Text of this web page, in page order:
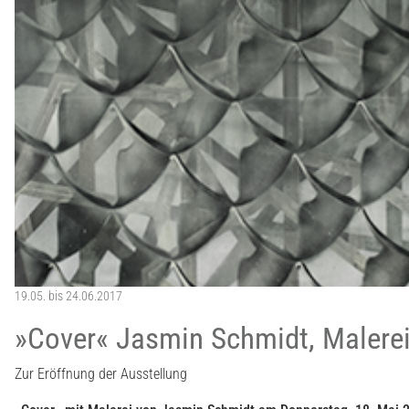
19.05. bis 24.06.2017
»Cover« Jasmin Schmidt,
Zur Eröffnung der Ausstellung